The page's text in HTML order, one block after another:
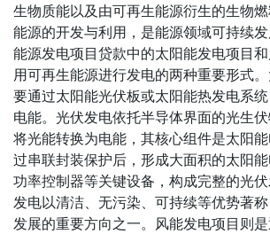
生物质能以及由可再生能源衍生的生物
能源的开发与利用，是能源领域可持续
能源发电项目贷款中的太阳能发电项目
用可再生能源进行发电的两种重要形式
要通过太阳能光伏板或太阳能热发电系
电能。光伏发电依托半导体界面的光生
将光能转换为电能，其核心组件是太阳
过串联封装保护后，形成大面积的太阳
功率控制器等关键设备，构成完整的光
发电以清洁、无污染、可持续等优势著
发展的重要方向之一。风能发电项目则